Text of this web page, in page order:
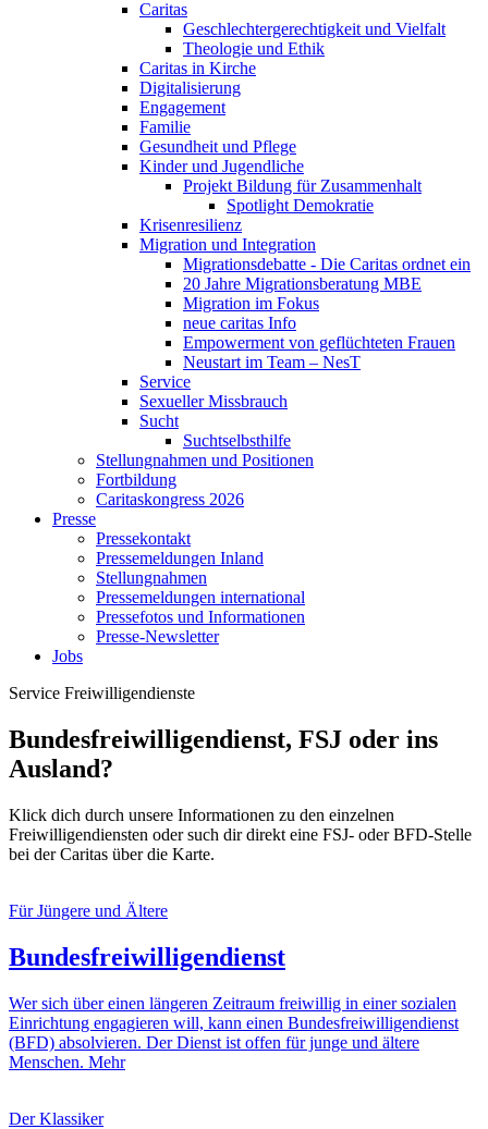
Caritas
Geschlechtergerechtigkeit und Vielfalt
Theologie und Ethik
Caritas in Kirche
Digitalisierung
Engagement
Familie
Gesundheit und Pflege
Kinder und Jugendliche
Projekt Bildung für Zusammenhalt
Spotlight Demokratie
Krisenresilienz
Migration und Integration
Migrationsdebatte - Die Caritas ordnet ein
20 Jahre Migrationsberatung MBE
Migration im Fokus
neue caritas Info
Empowerment von geflüchteten Frauen
Neustart im Team – NesT
Service
Sexueller Missbrauch
Sucht
Suchtselbsthilfe
Stellungnahmen und Positionen
Fortbildung
Caritaskongress 2026
Presse
Pressekontakt
Pressemeldungen Inland
Stellungnahmen
Pressemeldungen international
Pressefotos und Informationen
Presse-Newsletter
Jobs
Service Freiwilligendienste
Bundesfreiwilligendienst, FSJ oder ins
Ausland?
Klick dich durch unsere Informationen zu den einzelnen
Freiwilligendiensten oder such dir direkt eine FSJ- oder BFD-Stelle
bei der Caritas über die Karte.
Für Jüngere und Ältere
Bundesfreiwilligendienst
Wer sich über einen längeren Zeitraum freiwillig in einer sozialen
Einrichtung engagieren will, kann einen Bundesfreiwilligendienst
(BFD) absolvieren. Der Dienst ist offen für junge und ältere
Menschen. Mehr
Der Klassiker